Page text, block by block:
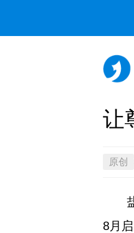
让
原创
8月